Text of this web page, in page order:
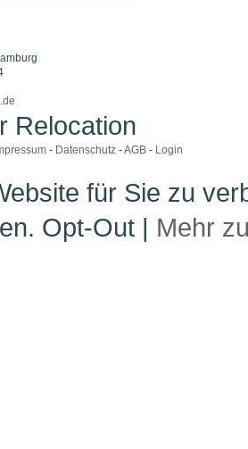
Relocation
- Datenschutz -AGB - Login
für Sie zu
Opt-Out | Mehr